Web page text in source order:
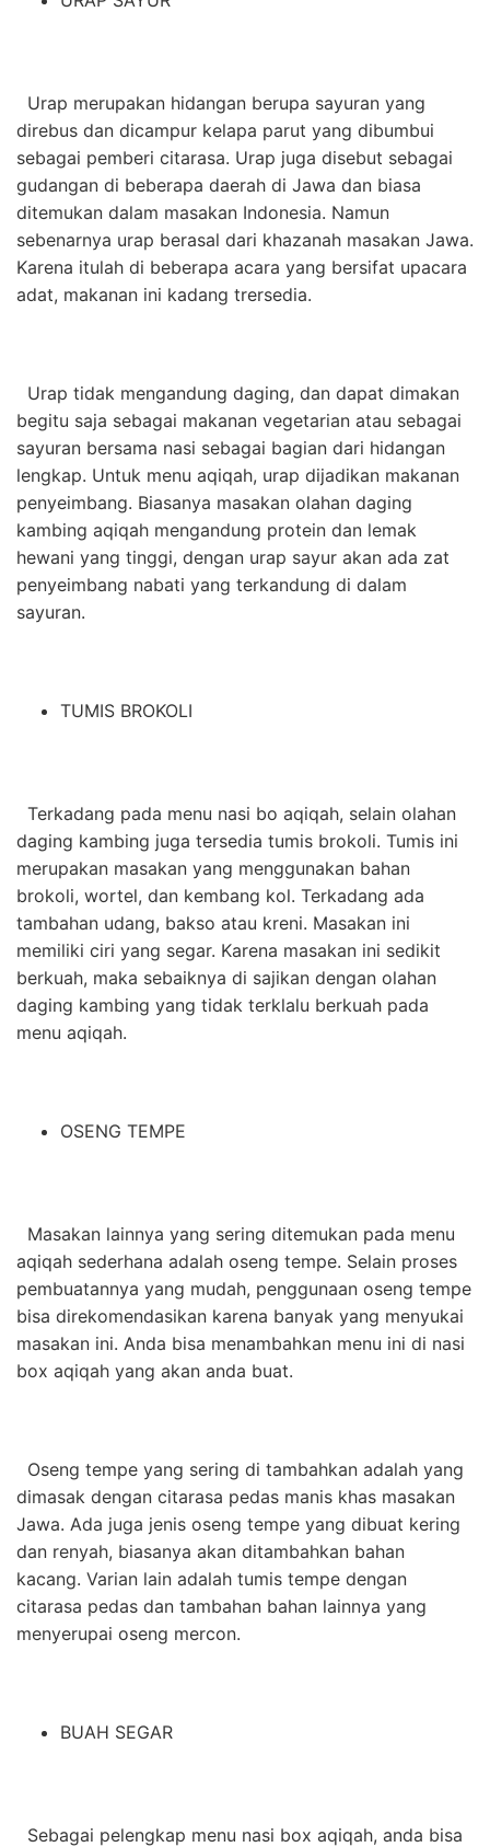
Urap merupakan hidangan berupa sayuran yang
direbus dan dicampur kelapa parut yang dibumbui
sebagai pemberi citarasa. Urap juga disebut sebagai
gudangan di beberapa daerah di Jawa dan biasa
ditemukan dalam masakan Indonesia. Namun
sebenarnya urap berasal dari khazanah masakan Jawa.
Karena itulah di beberapa acara yang bersifat upacara
adat, makanan ini kadang trersedia.
Urap tidak mengandung daging, dan dapat dimakan
begitu saja sebagai makanan vegetarian atau sebagai
sayuran bersama nasi sebagai bagian dari hidangan
lengkap. Untuk menu aqiqah, urap dijadikan makanan
penyeimbang. Biasanya masakan olahan daging
kambing aqiqah mengandung protein dan lemak
hewani yang tinggi, dengan urap sayur akan ada zat
penyeimbang nabati yang terkandung di dalam
sayuran.
TUMIS BROKOLI
Terkadang pada menu nasi bo aqiqah, selain olahan
daging kambing juga tersedia tumis brokoli. Tumis ini
merupakan masakan yang menggunakan bahan
brokoli, wortel, dan kembang kol. Terkadang ada
tambahan udang, bakso atau kreni. Masakan ini
memiliki ciri yang segar. Karena masakan ini sedikit
berkuah, maka sebaiknya di sajikan dengan olahan
daging kambing yang tidak terklalu berkuah pada
menu aqiqah.
OSENG TEMPE
Masakan lainnya yang sering ditemukan pada menu
aqiqah sederhana adalah oseng tempe. Selain proses
pembuatannya yang mudah, penggunaan oseng tempe
bisa direkomendasikan karena banyak yang menyukai
masakan ini. Anda bisa menambahkan menu ini di nasi
box aqiqah yang akan anda buat.
Oseng tempe yang sering di tambahkan adalah yang
dimasak dengan citarasa pedas manis khas masakan
Jawa. Ada juga jenis oseng tempe yang dibuat kering
dan renyah, biasanya akan ditambahkan bahan
kacang. Varian lain adalah tumis tempe dengan
citarasa pedas dan tambahan bahan lainnya yang
menyerupai oseng mercon.
BUAH SEGAR
Sebagai pelengkap menu nasi box aqiqah, anda bisa